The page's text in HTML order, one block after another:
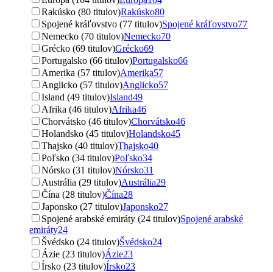
Rakúsko (80 titulov)Rakúsko80
Spojené kráľovstvo (77 titulov)Spojené kráľovstvo77
Nemecko (70 titulov)Nemecko70
Grécko (69 titulov)Grécko69
Portugalsko (66 titulov)Portugalsko66
Amerika (57 titulov)Amerika57
Anglicko (57 titulov)Anglicko57
Island (49 titulov)Island49
Afrika (46 titulov)Afrika46
Chorvátsko (46 titulov)Chorvátsko46
Holandsko (45 titulov)Holandsko45
Thajsko (40 titulov)Thajsko40
Poľsko (34 titulov)Poľsko34
Nórsko (31 titulov)Nórsko31
Austrália (29 titulov)Austrália29
Čína (28 titulov)Čína28
Japonsko (27 titulov)Japonsko27
Spojené arabské emiráty (24 titulov)Spojené arabské
emiráty24
Švédsko (24 titulov)Švédsko24
Ázie (23 titulov)Ázie23
Írsko (23 titulov)Írsko23